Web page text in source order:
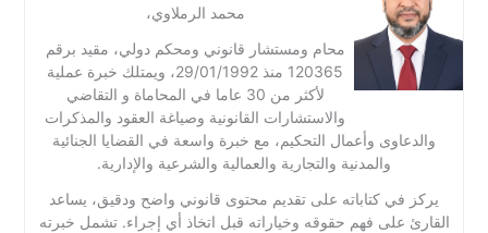
محمد الرملاوي،
محام ومستشار قانوني ومحكم دولي، مقيد برقم
120365 منذ 29/01/1992، ويمتلك خبرة عملية
لأكثر من 30 عاما في المحاماة و التقاضي
والاستشارات القانونية وصياغة العقود والمذكرات
والدعاوى وأعمال التحكيم، مع خبرة واسعة في القضايا الجنائية
والمدنية والتجارية والعمالية والشرعية والإدارية.
يركز في كتاباته على تقديم محتوى قانوني واضح ودقيق، يساعد
القارئ على فهم حقوقه وخياراته قبل اتخاذ أي إجراء. تشمل خبرته